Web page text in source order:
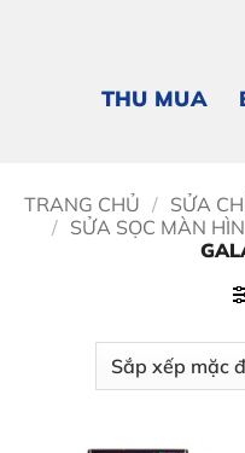
THU MUA
TRANG CHỦ / SỬA
/ SỬA SỌC MÀN